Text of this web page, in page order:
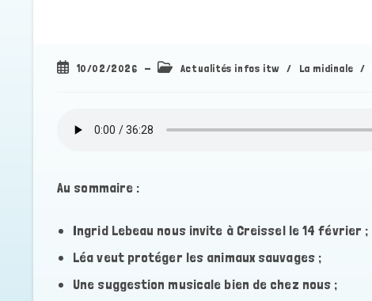
Publication
10/02/2026
PostActualités infos itw / La midinale /
Au sommaire :
Ingrid Lebeau nous invite à Creissel le 14 février ;
Léa veut protéger les animaux sauvages ;
Une suggestion musicale bien de chez nous ;